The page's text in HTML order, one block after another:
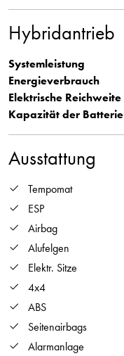
Hybridantrieb
Systemleistung
Energieverbrauch
Elektrische Reichweite
Kapazität der Batterie
Ausstattung
Tempomat
ESP
Airbag
Alufelgen
Elektr. Sitze
4x4
ABS
Seitenairbags
Alarmanlage